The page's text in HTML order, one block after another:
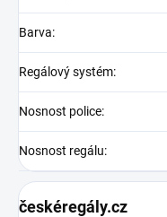
Barva:
Regálový systém:
Nosnost police:
Nosnost regálu:
českéregály.cz